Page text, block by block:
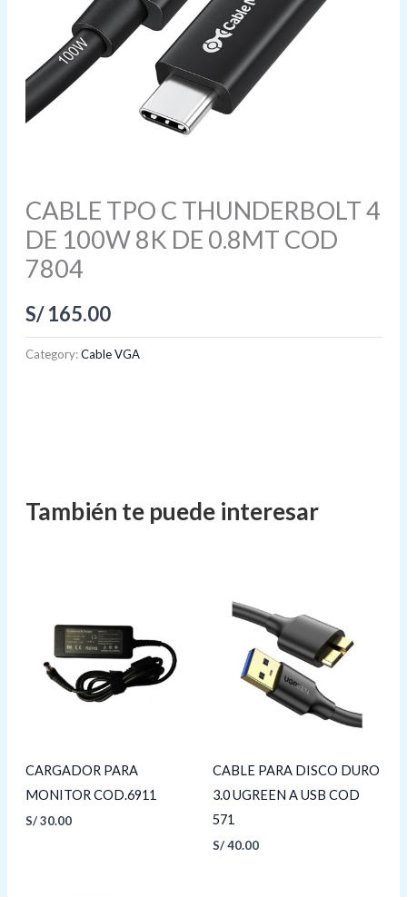
CABLE TPO C THUNDERBOLT 4
DE 100W 8K DE 0.8MT COD
7804
S/165.00
Category:Cable VGA
CARGADOR PARA
MONITOR COD.6911
S/30.00
CABLE PARA DISCO DURO
3.0 UGREEN A USB COD
571
S/40.00